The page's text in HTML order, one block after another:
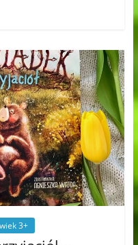
wiek 3+